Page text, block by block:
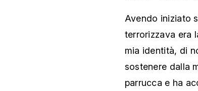
Avendo iniziato
terrorizzava era
mia identità, di
sostenere dalla
parrucca e ha